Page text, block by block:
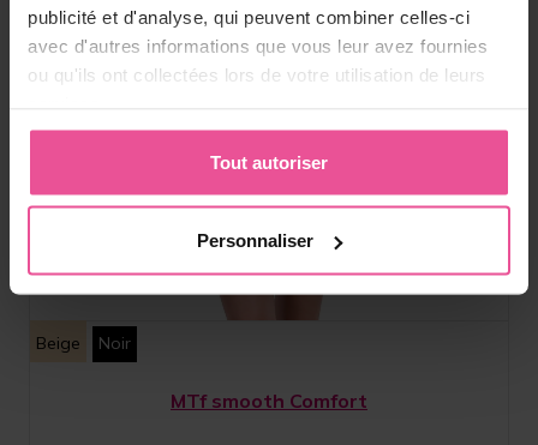
publicité et d'analyse, qui peuvent combiner celles-ci
avec d'autres informations que vous leur avez fournies
ou qu'ils ont collectées lors de votre utilisation de leurs
Tout autoriser
Personnaliser
Beige Noir
MTf smooth Comfort